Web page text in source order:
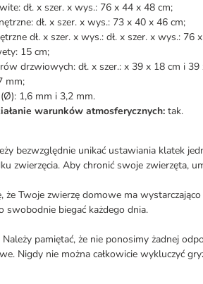
dł. x szer. x wys.: 76 x 44 x 48 cm;
dł. x szer. x wys.: 73 x 40 x 46 cm;
dł. x szer. x wys.: dł. x szer. x wys.: 76
15 cm;
drzwiowych: dł. x szer.: x 39 x 18 cm i 39
mm;
1,6 mm i 3,2 mm.
warunków atmosferycznych: tak.
bezwzględnie unikać ustawiania klatek
zwierzęcia. Aby chronić swoje zwierzęta,
że Twoje zwierzę domowe ma
swobodnie biegać każdego dnia.
Należy pamiętać, że nie ponosimy żadnej
Nigdy nie można całkowicie wykluczyć